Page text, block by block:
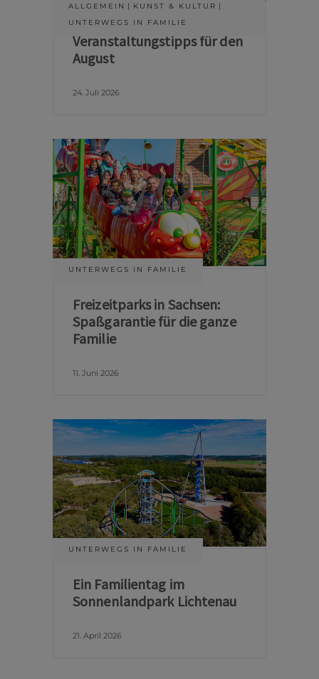
ALLGEMEIN
KUNST & KULTUR
UNTERWEGS IN FAMILIE
Veranstaltungstipps für den
August
24. Juli 2026
UNTERWEGS IN FAMILIE
Freizeitparks in Sachsen:
Spaßgarantie für die ganze
Familie
11. Juni 2026
UNTERWEGS IN FAMILIE
Ein Familientag im
Sonnenlandpark Lichtenau
21. April 2026